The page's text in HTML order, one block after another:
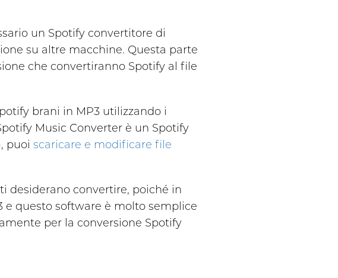
un Spotify convertitore di
su altre macchine. Questa parte
che convertiranno Spotify al file
brani in MP3 utilizzando i
Music Converter è un Spotify
puoi scaricare e modificare file
desiderano convertire, poiché in
questo software è molto semplice
per la conversione Spotify